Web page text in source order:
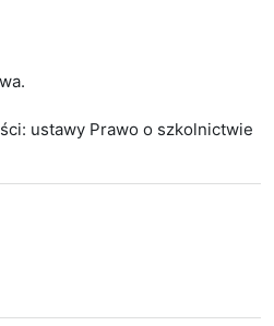
ustawy Prawo o szkolnictwie